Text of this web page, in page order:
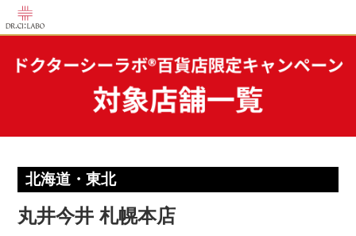
北海道・東北
丸井今井 札幌本店